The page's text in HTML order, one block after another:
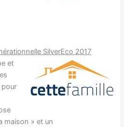
SilverEco 2017
et
maison » et un